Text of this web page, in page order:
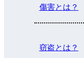
傷害とは？
窃盗とは？